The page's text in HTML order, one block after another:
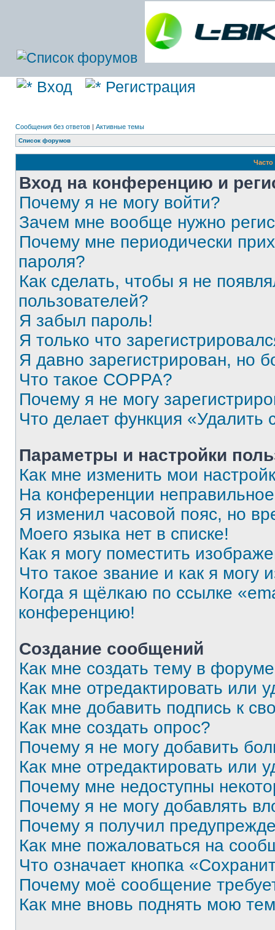
Вход Регистрация
Сообщения без ответов | Активные темы
Список форумов
Вход на конференцию и
Почему я не могу войти?
Зачем мне вообще нужно
Почему мне периодически
пароля?
Как сделать, чтобы я не
пользователей?
Я забыл пароль!
Я только что
Я давно зарегистрирован, но
Что такое COPPA?
Почему я не могу
Что делает функция «Удалить
Параметры и настройки
Как мне изменить мои
На конференции
Я изменил часовой пояс, но
Моего языка нет в списке!
Как я могу поместить
Что такое звание и как я могу
Когда я щёлкаю по ссылке
конференцию!
Создание сообщений
Как мне создать тему в
Как мне отредактировать или
Как мне добавить подпись к
Как мне создать опрос?
Почему я не могу добавить
Как мне отредактировать или
Почему мне недоступны
Почему я не могу добавлять
Почему я получил
Как мне пожаловаться на
Что означает кнопка
Почему моё сообщение
Как мне вновь поднять мою